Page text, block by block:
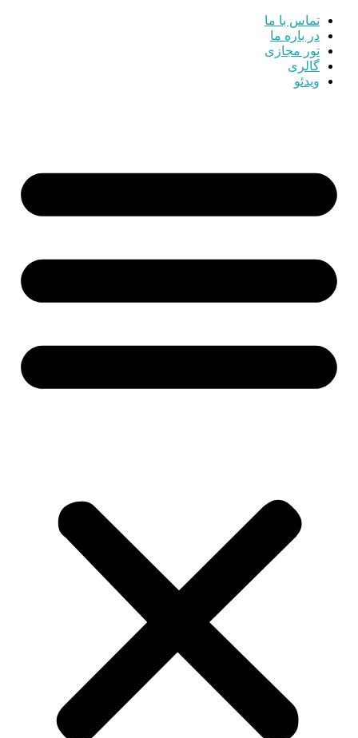
تماس با ما
در باره ما
تور مجازی
گالری
ویدئو